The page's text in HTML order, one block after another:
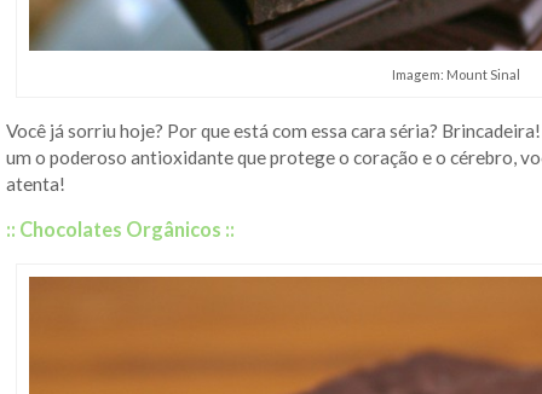
Imagem: Mount Sinal
Você já sorriu hoje? Por que está com essa cara séria?
um o poderoso antioxidante que protege o coração e o cérebro,
atenta!
:: Chocolates Orgânicos ::